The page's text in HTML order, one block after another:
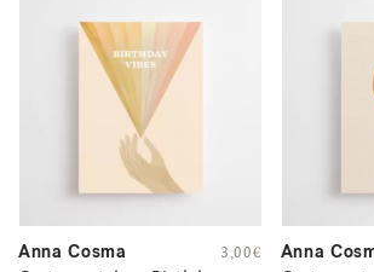
Anna Cosma 3,00€ Anna